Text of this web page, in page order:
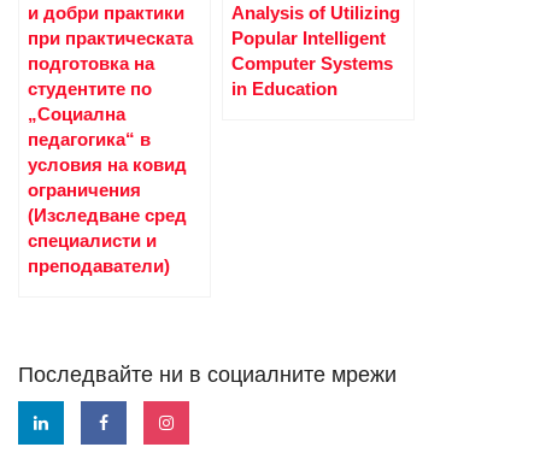
и добри практики
при практическата
подготовка на
студентите по
„Социална
педагогика“ в
условия на ковид
ограничения
(Изследване сред
специалисти и
преподаватели)
Analysis of Utilizing
Popular Intelligent
Computer Systems
in Education
Последвайте ни в социалните мрежи